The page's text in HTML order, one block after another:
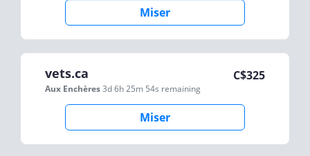
Miser
vets.ca
Aux Enchères3d 6h 25m 54s remaining
C$325
Miser